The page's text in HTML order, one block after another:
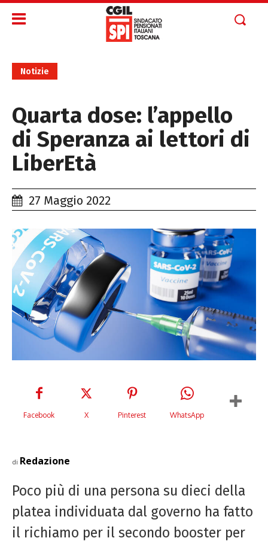
Notizie
Quarta dose: l’appello
di Speranza ai lettori di
LiberEtà
27 Maggio 2022
Facebook X Pinterest WhatsApp
di Redazione
Poco più di una persona su dieci della
platea individuata dal governo ha fatto
il richiamo per il secondo booster per